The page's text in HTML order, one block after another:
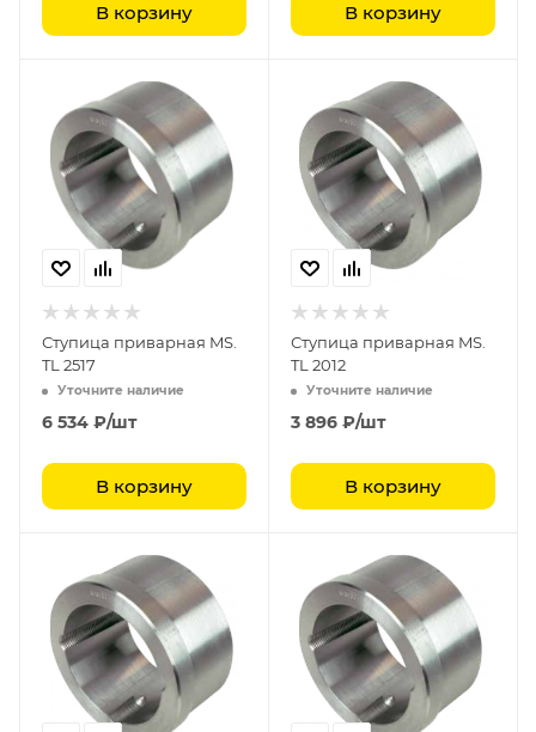
В корзину В корзину
Ступица приварная MS.
TL 2517
Уточните наличие
6 534 ₽/шт
В корзину
Ступица приварная MS.
TL 2012
Уточните наличие
3 896 ₽/шт
В корзину